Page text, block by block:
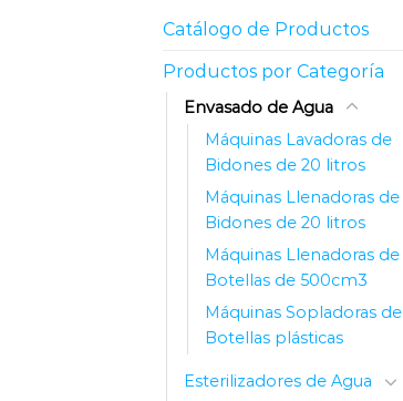
Catálogo de Productos
Productos por Categoría
Envasado de Agua
Máquinas Lavadoras de
Bidones de 20 litros
Máquinas Llenadoras de
Bidones de 20 litros
Máquinas Llenadoras de
Botellas de 500cm3
Máquinas Sopladoras de
Botellas plásticas
Esterilizadores de Agua